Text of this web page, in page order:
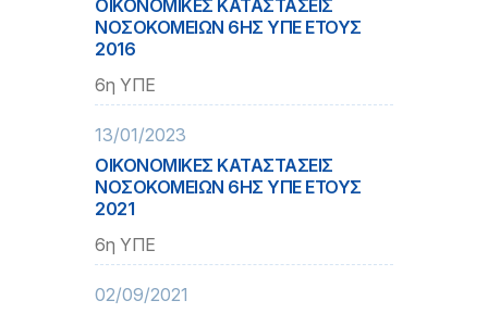
ΟΙΚΟΝΟΜΙΚΕΣ ΚΑΤΑΣΤΑΣΕΙΣ
ΝΟΣΟΚΟΜΕΙΩΝ 6ΗΣ ΥΠΕ ΕΤΟΥΣ
2016
6η ΥΠΕ
13/01/2023
ΟΙΚΟΝΟΜΙΚΕΣ ΚΑΤΑΣΤΑΣΕΙΣ
ΝΟΣΟΚΟΜΕΙΩΝ 6ΗΣ ΥΠΕ ΕΤΟΥΣ
2021
6η ΥΠΕ
02/09/2021